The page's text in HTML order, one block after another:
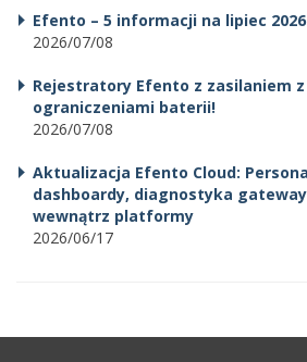
Efento – 5 informacji na lipiec 2026
2026/07/08
Rejestratory Efento z zasilaniem
ograniczeniami baterii!
2026/07/08
Aktualizacja Efento Cloud:
dashboardy, diagnostyka
wewnątrz platformy
2026/06/17